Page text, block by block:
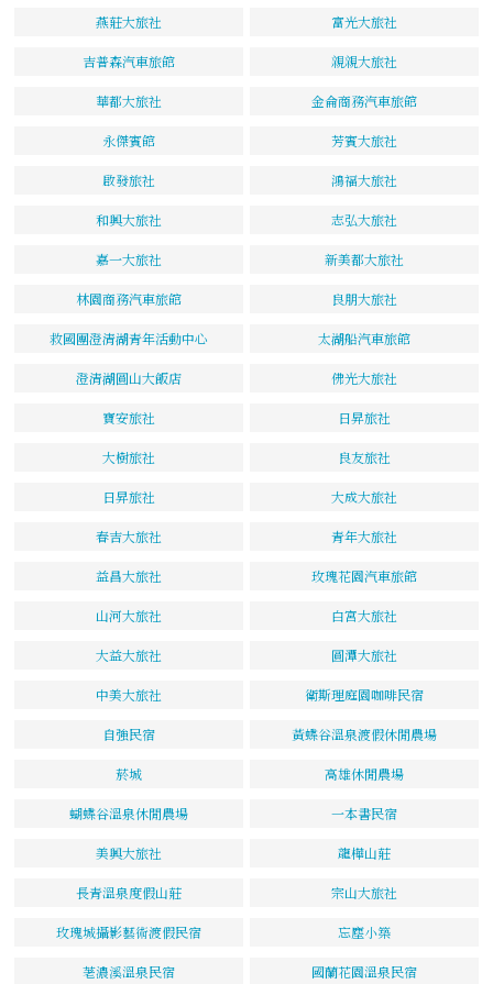
燕莊大旅社 富光大旅社
吉普森汽車旅館 親親大旅社
華都大旅社 金侖商務汽車旅館
永傑賓館 芳賓大旅社
啟發旅社 鴻福大旅社
和興大旅社 志弘大旅社
嘉一大旅社 新美都大旅社
林園商務汽車旅館 良朋大旅社
救國團澄清湖青年活動中心 太湖船汽車旅館
澄清湖圓山大飯店 佛光大旅社
寶安旅社 日昇旅社
大樹旅社 良友旅社
日昇旅社 大成大旅社
春吉大旅社 青年大旅社
益昌大旅社 玫瑰花園汽車旅館
山河大旅社 白宮大旅社
大益大旅社 圓潭大旅社
中美大旅社 衛斯理庭園咖啡民宿
自強民宿 黃蝶谷溫泉渡假休閒農場
菸城 高雄休閒農場
蝴蝶谷溫泉休閒農場 一本書民宿
美興大旅社 龍樺山莊
長青溫泉度假山莊 宗山大旅社
玫瑰城攝影藝術渡假民宿 忘塵小築
荖濃溪溫泉民宿 國蘭花園溫泉民宿